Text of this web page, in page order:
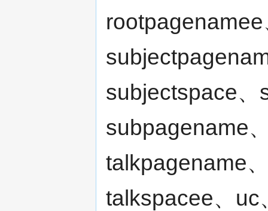
subjectspace
subpagename
talkpagename
talkspacee、uc